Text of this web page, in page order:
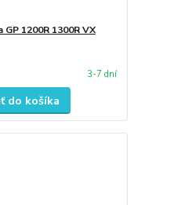
1200R 1300R VX
3-7 dní
do košíka